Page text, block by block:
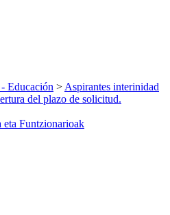
Educación > Aspirantes interinidad
del plazo de solicitud.
eta Funtzionarioak